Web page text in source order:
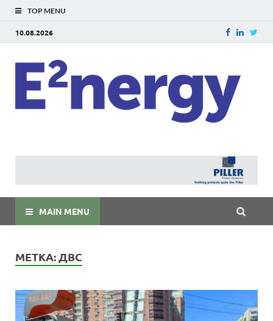
TOP MENU
10.08.2026
MAIN MENU
МЕТКА:ДВС